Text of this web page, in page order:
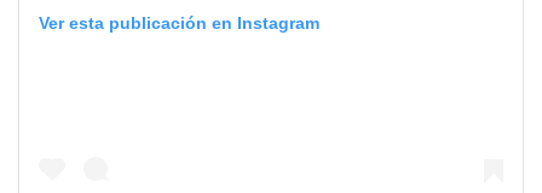
Ver esta publicación en Instagram